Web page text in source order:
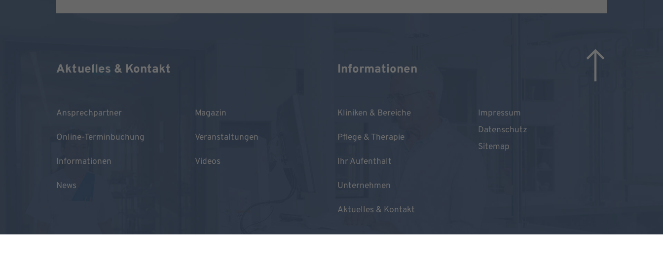
Aktuelles & Kontakt
Ansprechpartner
Online-Terminbuchung
Informationen
News
Magazin
Veranstaltungen
Videos
Informationen
Kliniken & Bereiche
Pflege & Therapie
Ihr Aufenthalt
Unternehmen
Aktuelles & Kontakt
Impressum
Datenschutz
Sitemap